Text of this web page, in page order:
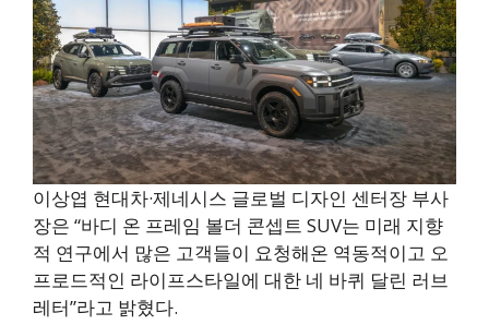
이상엽 현대차·제네시스 글로벌 디자인 센터장 부사
장은 “바디 온 프레임 볼더 콘셉트 SUV는 미래 지향
적 연구에서 많은 고객들이 요청해온 역동적이고 오
프로드적인 라이프스타일에 대한 네 바퀴 달린 러브
레터”라고 밝혔다.